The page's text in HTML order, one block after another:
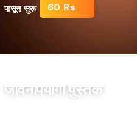
पासून सुरू 60 Rs
जीवनोपयोगी पुस्तके